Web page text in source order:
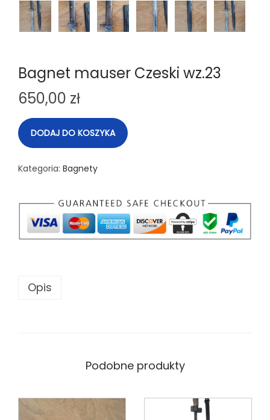
Bagnet mauser Czeski wz.23
650,00 zł
DODAJ DO KOSZYKA
Kategoria: Bagnety
Opis
Podobne produkty